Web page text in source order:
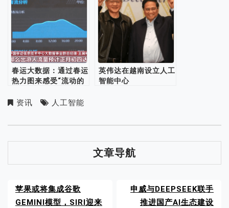
春运大数据：通过春运
热力图来感受“流动的
英伟达在越南设立人工
智能中心
资讯 人工智能
文章导航
苹果或将集成谷歌
GEMINI模型，SIRI迎来
申威与DEEPSEEK联手
推进国产AI生态建设